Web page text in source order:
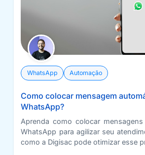
WhatsApp Automação
Como colocar mensagem
WhatsApp?
Aprenda como colocar
WhatsApp para agilizar seu
como a Digisac pode otimizar esse